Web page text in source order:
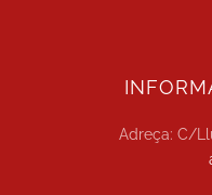
Adreça: C/